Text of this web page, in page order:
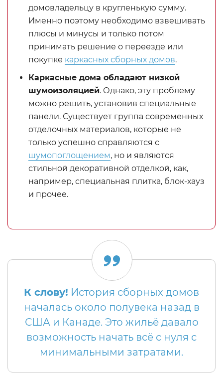
домовладельцу в кругленькую сумму.
Именно поэтому необходимо взвешивать
плюсы и минусы и только потом
принимать решение о переезде или
покупке каркасных сборных домов.
Каркасные дома обладают низкой
шумоизоляцией. Однако, эту проблему
можно решить, установив специальные
панели. Существует группа современных
отделочных материалов, которые не
только успешно справляются с
шумопоглощением, но и являются
стильной декоративной отделкой, как,
например, специальная плитка, блок-хауз
и прочее.
К слову! История сборных домов
началась около полувека назад в
США и Канаде. Это жильё давало
возможность начать всё с нуля с
минимальными затратами.